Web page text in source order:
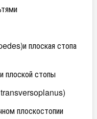
плоская стопа
плоской стопы
transversoplanus)
плоскостопии